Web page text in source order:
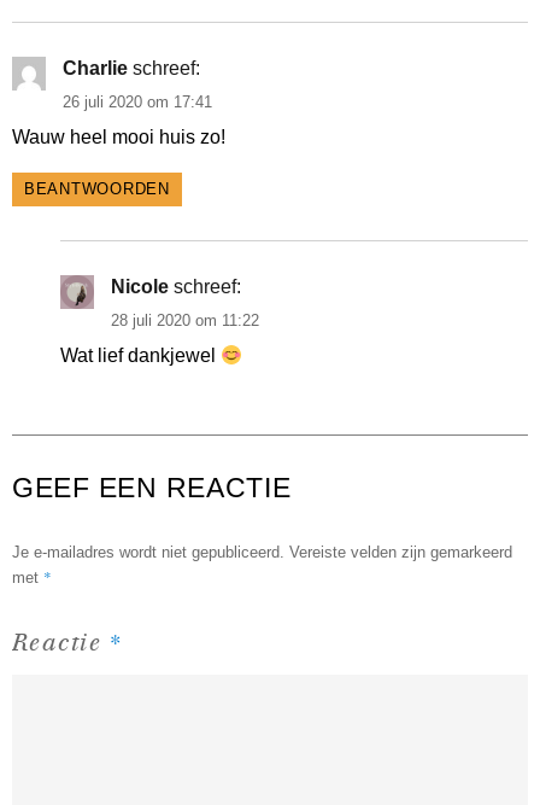
Charlie schreef:
26 juli 2020 om 17:41
Wauw heel mooi huis zo!
BEANTWOORDEN
Nicole schreef:
28 juli 2020 om 11:22
Wat lief dankjewel
GEEF EEN REACTIE
Je e-mailadres wordt niet gepubliceerd. Vereiste velden zijn gemarkeerd
met *
Reactie *